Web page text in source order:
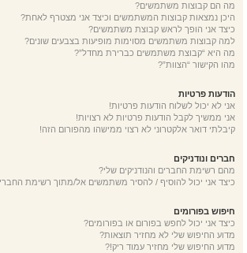
מה הם קבוצות משתמשים?
היכן נמצאות קבוצות המשתמשים וכיצד אני מצטרף לאחת?
כיצד אני הופך לראש קבוצת משתמשים?
למה קבוצות משתמשים מסוימות מופיעות בצבעים שונים?
מה היא “קבוצת משתמשים כברירת מחדל”?
מהו הקישור “הצוות”?
הודעות פרטיות
אני לא יכול לשלוח הודעות פרטיות!
אני ממשיך לקבל הודעות פרטיות לא רצויות!
קיבלתי דואר אלקטרוני לא רצוי ממישהו מהפורום הזה!
חברים ונודניקים
מהם רשימת החברים והנודניקים שלי?
כיצד אני יכול להוסיף / להסיר משתמשים אל/מתוך רשימת
חיפוש בפורומים
כיצד אני יכול לחפש בפורום או בפורומים?
מדוע החיפוש שלי לא מחזיר תוצאות?
מדוע החיפוש שלי מחזיר עמוד ריק!?